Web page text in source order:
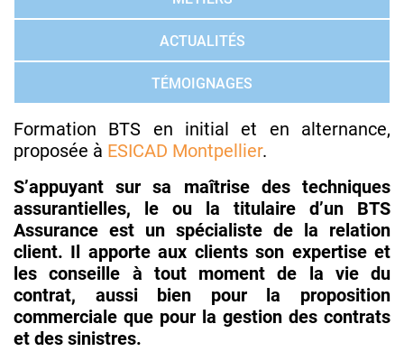
ACTUALITÉS
TÉMOIGNAGES
Formation BTS en initial et en alternance,
proposée à ESICAD Montpellier.
S’appuyant sur sa maîtrise des techniques
assurantielles, le ou la titulaire d’un BTS
Assurance est un spécialiste de la relation
client. Il apporte aux clients son expertise et
les conseille à tout moment de la vie du
contrat, aussi bien pour la proposition
commerciale que pour la gestion des contrats
et des sinistres.